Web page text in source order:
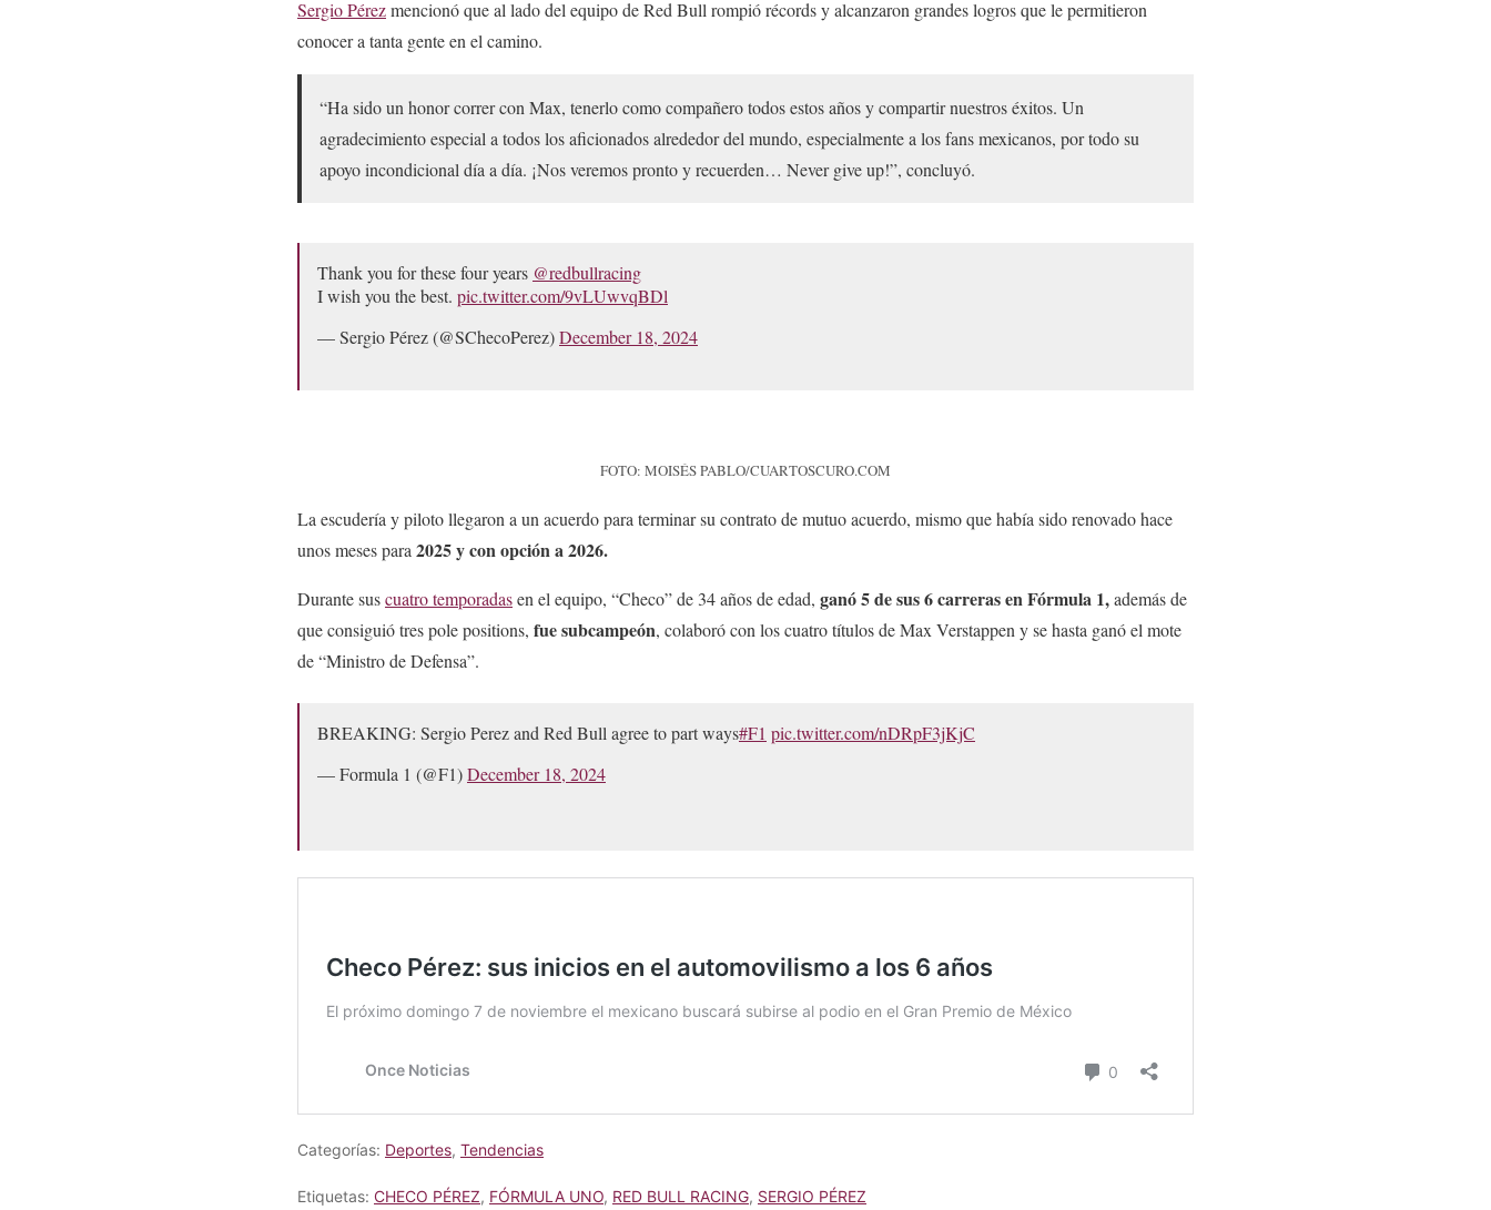
Sergio Pérezmencionó que al lado del equipo de Red Bull rompió récords y alcanzaron grandes logros que le permitieron
conocer a tanta gente en el camino.
“Ha sido un honor correr con Max, tenerlo como compañero todos estos años y compartir nuestros éxitos. Un
agradecimiento especial a todos los aficionados alrededor del mundo, especialmente a los fans mexicanos, por todo su
apoyo incondicional día a día. ¡Nos veremos pronto y recuerden… Never give up!”, concluyó.
Thank you for these four years @redbullracing
I wish you the best. pic.twitter.com/9vLUwvqBDl
— Sergio Pérez (@SChecoPerez)December 18, 2024
FOTO: MOISÉS PABLO/CUARTOSCURO.COM
La escudería y piloto llegaron a un acuerdo para terminar su contrato de mutuo acuerdo, mismo que había sido renovado hace
unos meses para 2025 y con opción a 2026.
Durante suscuatro temporadasen el equipo, “Checo” de 34 años de edad, ganó 5 de sus 6 carreras en Fórmula 1,además de
que consiguió tres pole positions, fue subcampeón, colaboró con los cuatro títulos de Max Verstappen y se hasta ganó el mote
de “Ministro de Defensa”.
BREAKING: Sergio Perez and Red Bull agree to part ways#F1 pic.twitter.com/nDRpF3jKjC
— Formula 1 (@F1)December 18, 2024
Categorías: Deportes, Tendencias
Etiquetas: CHECO PÉREZ, FÓRMULA UNO, RED BULL RACING, SERGIO PÉREZ